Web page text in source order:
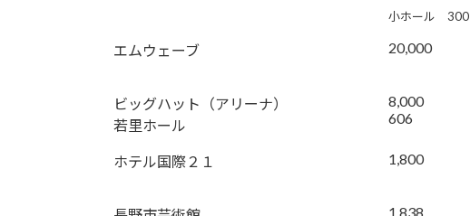
小ホール 300
エムウェーブ 20,000
ビッグハット（アリーナ）
若里ホール
8,000
606
ホテル国際２１ 1,800
1,838